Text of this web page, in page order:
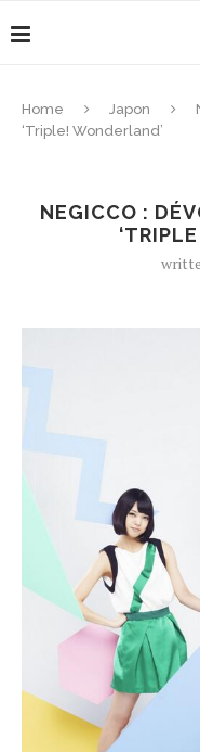
Home Japon
‘Triple! Wonderland’
NEGICCO :